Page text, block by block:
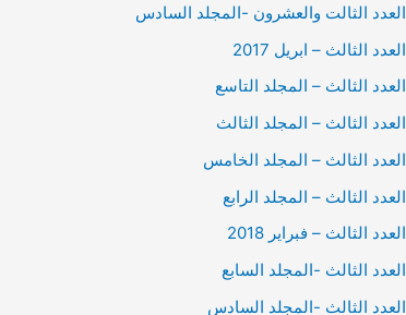
العدد الثالت والعشرون -المجلد السادس
العدد الثالث – ابريل 2017
العدد الثالث – المجلد التاسع
العدد الثالث – المجلد الثالث
العدد الثالث – المجلد الخامس
العدد الثالث – المجلد الرابع
العدد الثالث – فبراير 2018
العدد الثالث -المجلد السابع
العدد الثالث -المجلد السادس